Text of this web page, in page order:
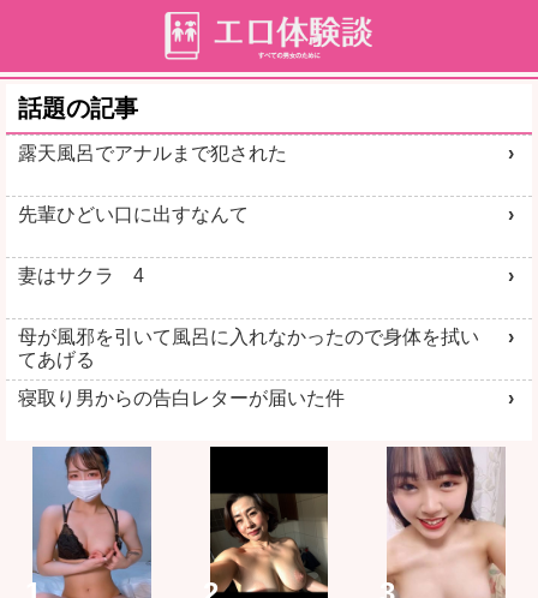
話題の記事
露天風呂でアナルまで犯された
先輩ひどい口に出すなんて
妻はサクラ 4
母が風邪を引いて風呂に入れなかったので身体を拭い
てあげる
寝取り男からの告白レターが届いた件